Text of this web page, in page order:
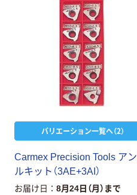
バリエーション一覧へ（2）
Carmex Precision Tool s ア ン
ルキ ッ ト （3AE+3A ）
お届け日 8月24日（月）まで